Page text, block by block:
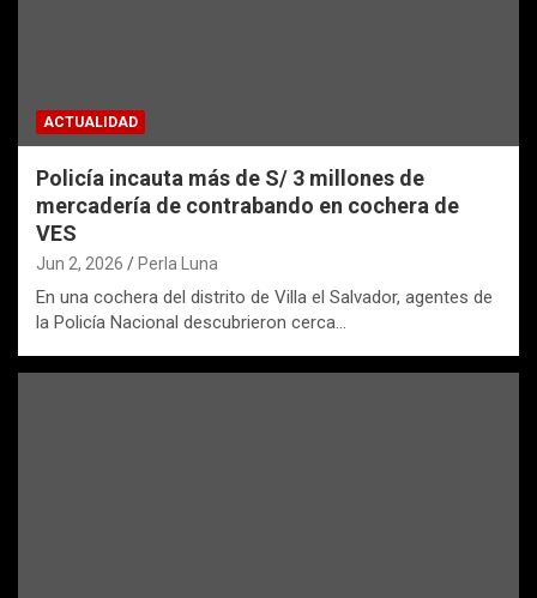
ACTUALIDAD
Policía incauta más de S/ 3 millones de
mercadería de contrabando en cochera de
VES
Jun 2, 2026 Perla Luna
En una cochera del distrito de Villa el Salvador, agentes de
la Policía Nacional descubrieron cerca…